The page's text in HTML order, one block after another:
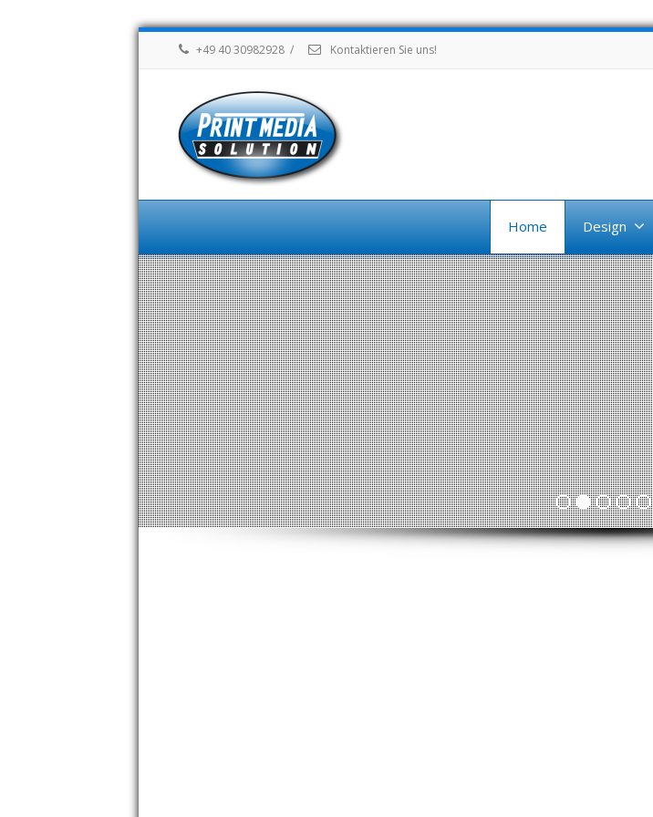
+49 40 30982928 / Kontaktieren Sie uns!
Home Design